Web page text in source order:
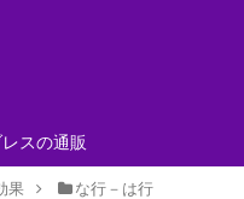
スの通販
果 な行－は行